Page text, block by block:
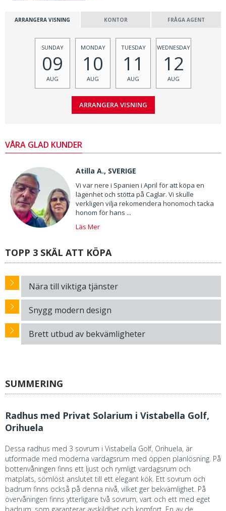
ARRANGERA VISNING KONTOR FRÅGA AGENT
SUNDAY
09
AUG
MONDAY
10
AUG
TUESDAY
11
AUG
WEDNESDAY
12
AUG
VÅRA GLAD KUNDER
Atilla A., SVERIGE
Vi var nere i Spanien i April för att köpa en
lägenhet och stötta på Caglar. Vi skulle
verkligen vilja rekomendera honomoch tacka
honom för hans ...
Läs Mer
TOPP 3 SKÄL ATT KÖPA
Nära till viktiga tjänster
Snygg modern design
Brett utbud av bekvämligheter
SUMMERING
Radhus med Privat Solarium i Vistabella Golf,
Orihuela
Dessa radhus med 3 sovrum i Vistabella Golf, Orihuela, är
utformade med moderna vardagsrum med öppen planlösning. På
bottenvåningen finns ett ljust och rymligt vardagsrum och
matplats, sömlöst anslutet till ett elegant kök. Ett sovrum och
badrum finns också på denna nivå, vilket ger bekvämlighet. På
övervåningen finns ytterligare två sovrum, vart och ett med eget
badrum, som garanterar avskildhet och komfort. En av de